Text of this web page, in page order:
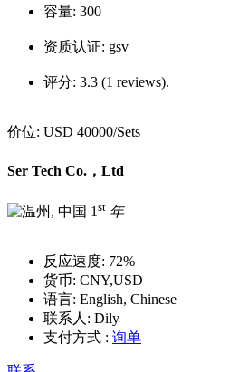
容量: 300
资质认证: gsv
评分: 3.3 (1 reviews).
价位: USD 40000/Sets
Ser Tech Co.，Ltd
1 st 年
反应速度: 72%
货币: CNY,USD
语言: English, Chinese
联系人: Dily
支付方式 : 询单